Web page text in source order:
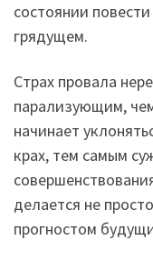
состоянии
грядущем.
Страх провала
парализующим,
начинает
крах, тем самым
делается не
прогностом